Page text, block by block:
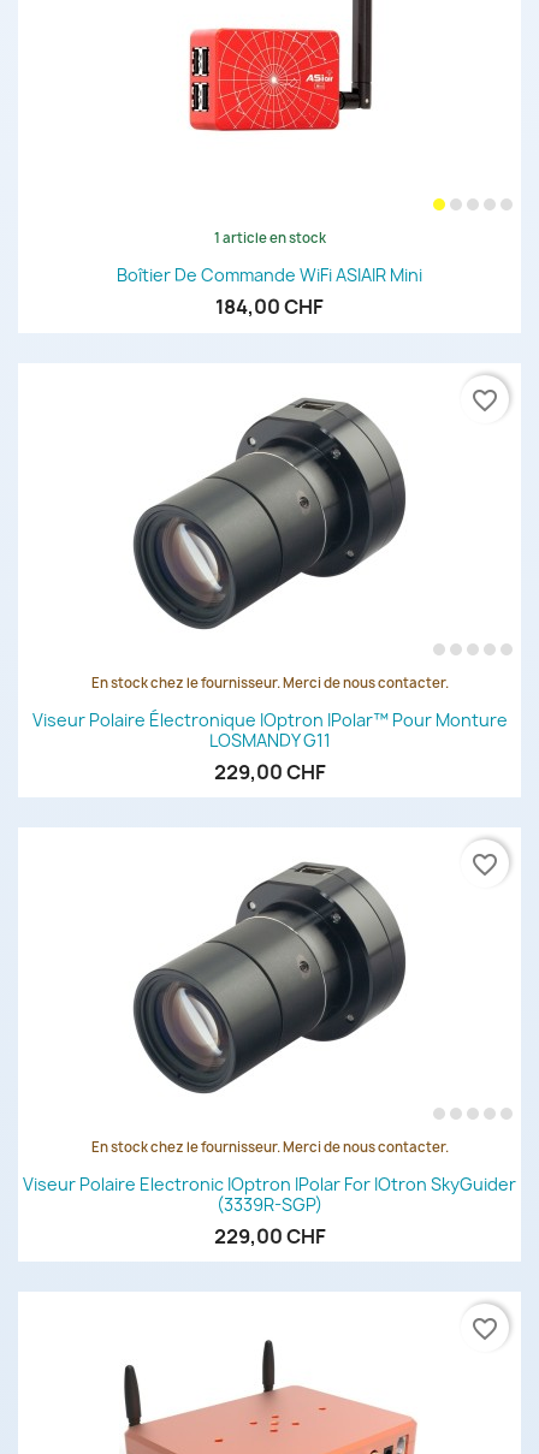
1 article en stock
Boîtier De Commande WiFi ASIAIR Mini
184,00 CHF
En stock chez le fournisseur. Merci de nous contacter.
Viseur Polaire Électronique IOptron IPolar™ Pour Monture
LOSMANDY G11
229,00 CHF
favorite_border
En stock chez le fournisseur. Merci de nous contacter.
Viseur Polaire Electronic IOptron IPolar For IOtron SkyGuider
(3339R-SGP)
229,00 CHF
favorite_border
favorite_border